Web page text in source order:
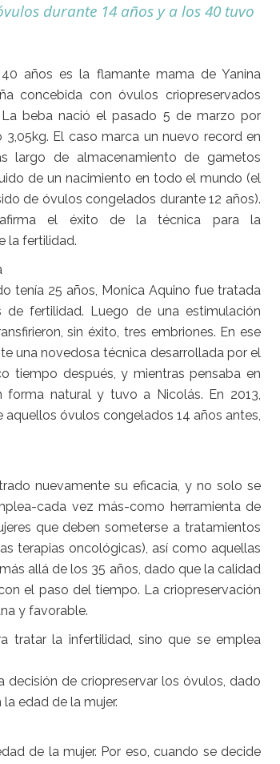
durante 14 años y a los 40 tuvo
años es la flamante mama de Yanina
concebida con óvulos criopreservados
La beba nació el pasado 5 de marzo por
3,05kg. El caso marca un nuevo record en
largo de almacenamiento de gametos
de un nacimiento en todo el mundo (el
de óvulos congelados durante 12 años).
el éxito de la técnica para la
la fertilidad.
tenía 25 años, Monica Aquino fue tratada
de fertilidad. Luego de una estimulación
sin éxito, tres embriones. En ese
una novedosa técnica desarrollada por el
tiempo después, y mientras pensaba en
natural y tuvo a Nicolás. En 2013,
óvulos congelados 14 años antes,
nuevamente su eficacia, y no solo se
cada vez más-como herramienta de
que deben someterse a tratamientos
terapias oncológicas), así como aquellas
allá de los 35 años, dado que la calidad
el paso del tiempo. La criopreservación
y favorable.
tratar la infertilidad, sino que se emplea
de criopreservar los óvulos, dado
edad de la mujer.
de la mujer. Por eso, cuando se decide